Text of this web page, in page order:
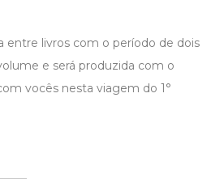
entre livros com o período de dois
e será produzida com o
vocês nesta viagem do 1°